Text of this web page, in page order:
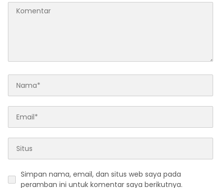
Simpan nama, email, dan situs web saya pada
peramban ini untuk komentar saya berikutnya.